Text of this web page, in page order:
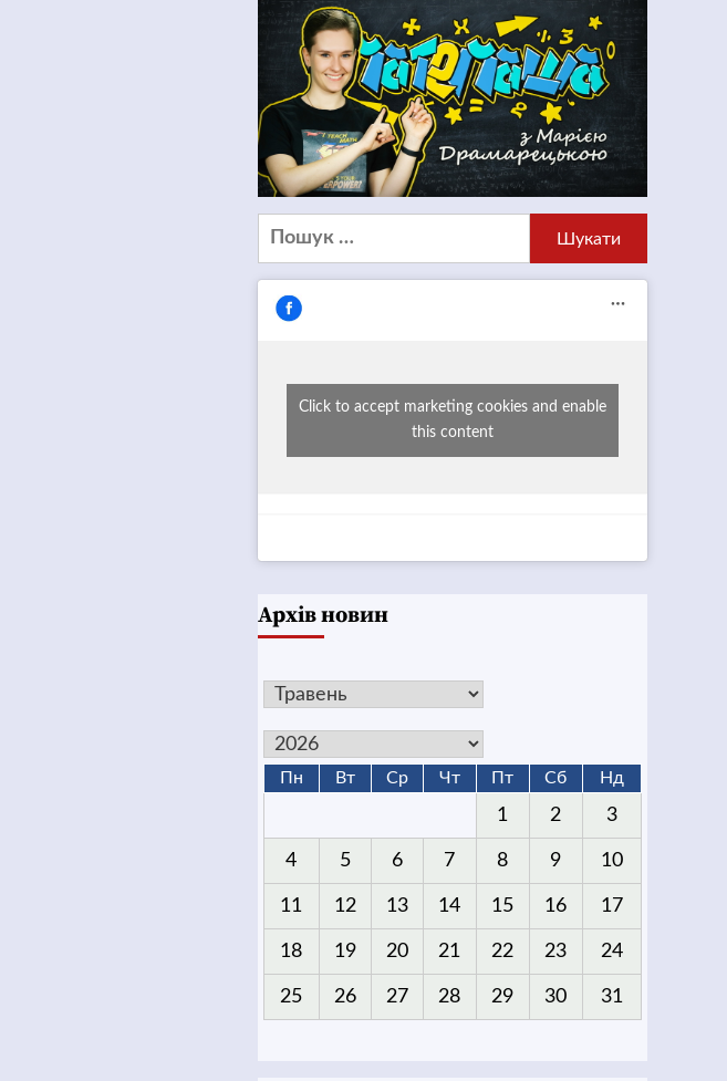
Пошук:
Click to accept marketing cookies and enable
this content
Архів новин
Пн Вт Ср Чт Пт Сб Нд
1 2 3
4 5 6 7 8 9 10
11 12 13 14 15 16 17
18 19 20 21 22 23 24
25 26 27 28 29 30 31